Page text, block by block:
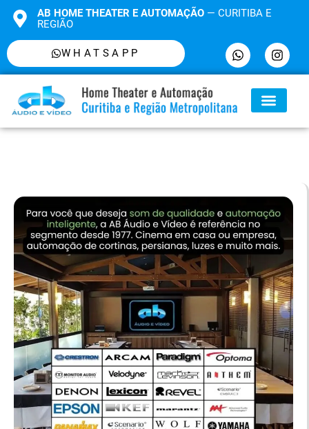
AB HOME THEATER E AUTOMAÇÃO— CURITIBA E
REGIÃO
WHATSAPP